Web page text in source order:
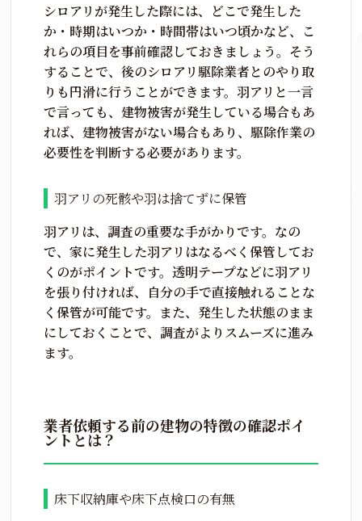
シロアリが発生した際には、どこで発生した
か・時期はいつか・時間帯はいつ頃かなど、こ
れらの項目を事前確認しておきましょう。そう
することで、後のシロアリ駆除業者とのやり取
りも円滑に行うことができます。羽アリと一言
で言っても、建物被害が発生している場合もあ
れば、建物被害がない場合もあり、駆除作業の
必要性を判断する必要があります。
羽アリの死骸や羽は捨てずに保管
羽アリは、調査の重要な手がかりです。なの
で、家に発生した羽アリはなるべく保管してお
くのがポイントです。透明テープなどに羽アリ
を張り付ければ、自分の手で直接触れることな
く保管が可能です。また、発生した状態のまま
にしておくことで、調査がよりスムーズに進み
ます。
業者依頼する前の建物の特徴の確認ポイ
ントとは？
床下収納庫や床下点検口の有無